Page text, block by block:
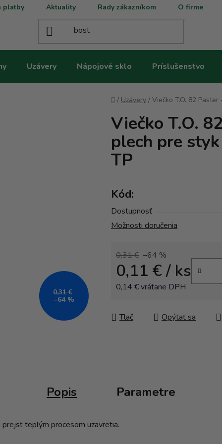
platby Aktuality Rady zákazníkom O firme
Uzávery Nápojové sklo Príslušenstvo
Domov
/ Uzávery / Viečko T.O. 82
Viečko T.O.
plech pre
TP
Kód:
Dostupnosť
Možnosti doručenia
0,31 € –64 %
0,11 €/ ks
0,14 € vrátane DPH
Tlač Opýtať sa
0,31 €
–64 %
Popis Parametre
teplým procesom uzavretia.